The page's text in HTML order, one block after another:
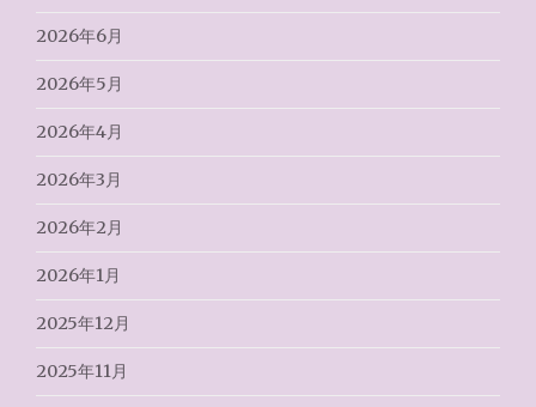
2026年6月
2026年5月
2026年4月
2026年3月
2026年2月
2026年1月
2025年12月
2025年11月